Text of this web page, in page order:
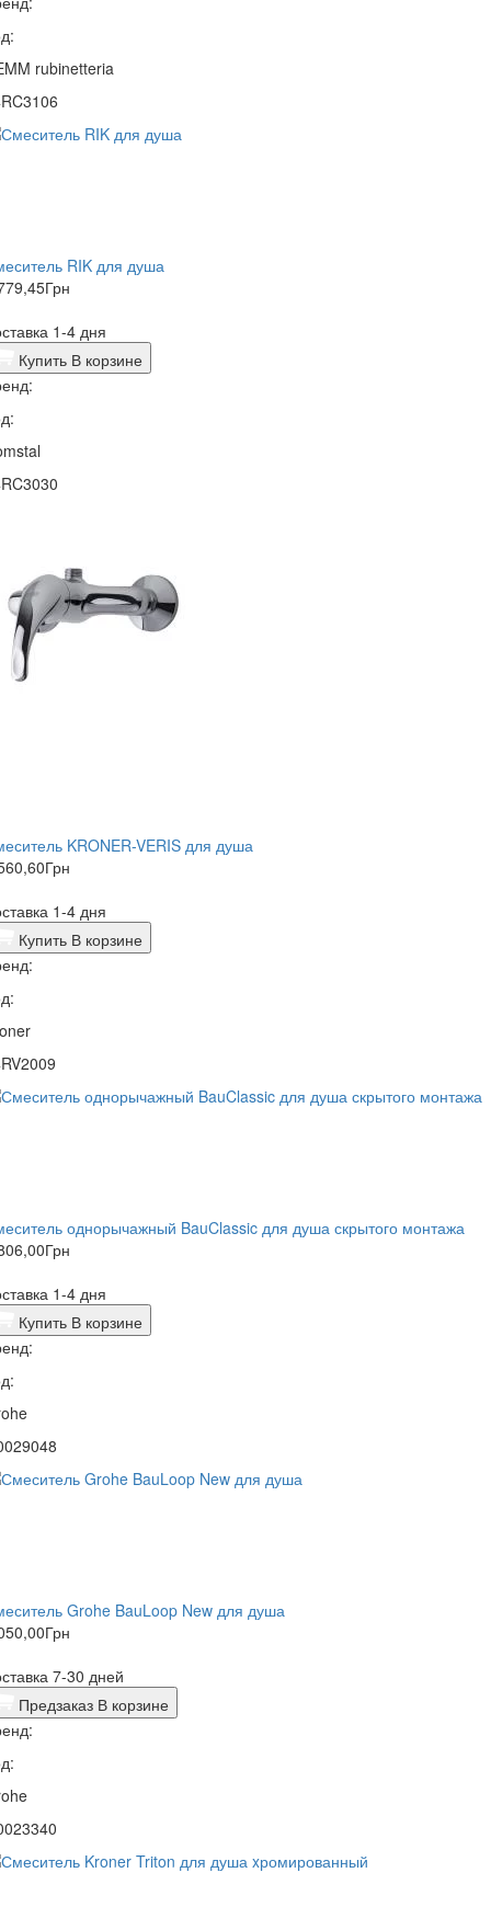
rubinetteria
RIK для душа
Грн
1-4 дня
Купить В корзине
KRONER-VERIS для душа
Грн
1-4 дня
Купить В корзине
однорычажный BauClassic для душа скрытого монтажа
Грн
1-4 дня
Купить В корзине
Grohe BauLoop New для душа
Грн
7-30 дней
Предзаказ В корзине